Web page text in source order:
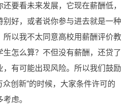
要看未来发展，它现在薪酬低，
别好，或者说你参与进去就是一种
所以我不太同意高校用薪酬评价教
生怎么算？不但没有薪酬，还贷了
，有可能出现风险。所以我们鼓励
众创新”的时候，大家条件许可的
考虑。